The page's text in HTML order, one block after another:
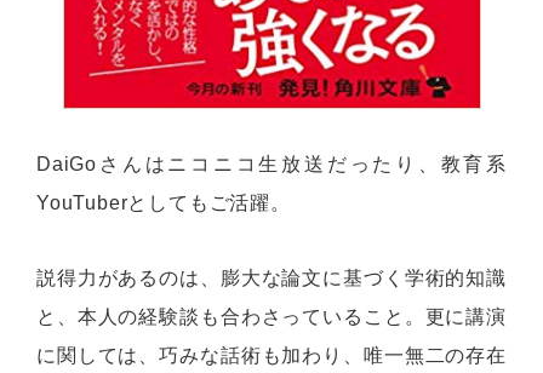
DaiGoさんはニコニコ生放送だったり、教育系
YouTuberとしてもご活躍。
説得力があるのは、膨大な論文に基づく学術的知識
と、本人の経験談も合わさっていること。更に講演
に関しては、巧みな話術も加わり、唯一無二の存在